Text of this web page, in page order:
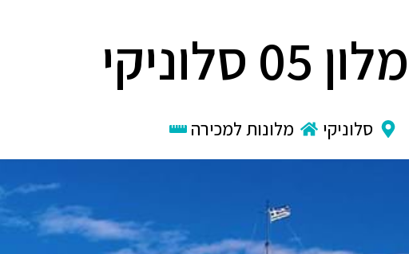
מלון 05 סלוניקי
סלוניקי מלונות למכירה